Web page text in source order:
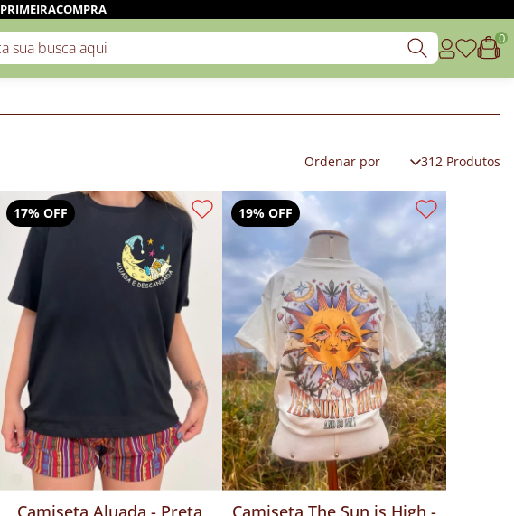
PRIMEIRACOMPRA
0
312 Produtos
17% OFF
Camiseta Aluada - Preta
19% OFF
Camiseta The Sun is High -